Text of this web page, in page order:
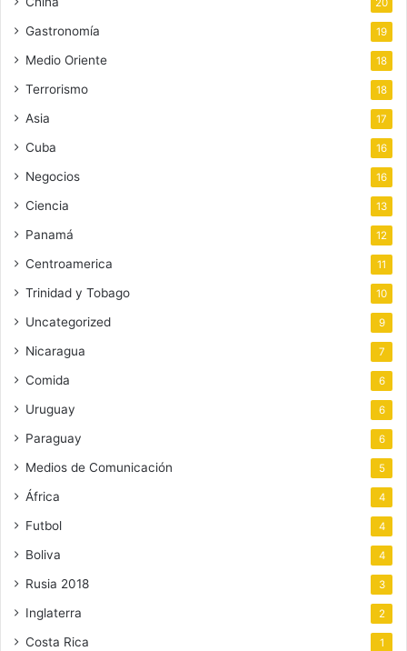
20
Gastronomía 19
Medio Oriente 18
Terrorismo 18
Asia 17
Cuba 16
Negocios 16
Ciencia 13
Panamá 12
Centroamerica 11
Trinidad y Tobago 10
Uncategorized 9
Nicaragua 7
Comida 6
Uruguay 6
Paraguay 6
Medios de Comunicación 5
África 4
Futbol 4
Boliva 4
Rusia 2018 3
Inglaterra 2
Costa Rica 1